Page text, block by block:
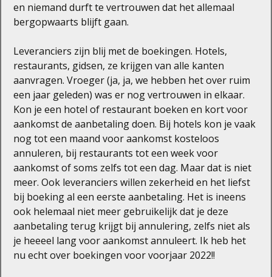
en niemand durft te vertrouwen dat het allemaal
bergopwaarts blijft gaan.
Leveranciers zijn blij met de boekingen. Hotels,
restaurants, gidsen, ze krijgen van alle kanten
aanvragen. Vroeger (ja, ja, we hebben het over ruim
een jaar geleden) was er nog vertrouwen in elkaar.
Kon je een hotel of restaurant boeken en kort voor
aankomst de aanbetaling doen. Bij hotels kon je vaak
nog tot een maand voor aankomst kosteloos
annuleren, bij restaurants tot een week voor
aankomst of soms zelfs tot een dag. Maar dat is niet
meer. Ook leveranciers willen zekerheid en het liefst
bij boeking al een eerste aanbetaling. Het is ineens
ook helemaal niet meer gebruikelijk dat je deze
aanbetaling terug krijgt bij annulering, zelfs niet als
je heeeel lang voor aankomst annuleert. Ik heb het
nu echt over boekingen voor voorjaar 2022!!